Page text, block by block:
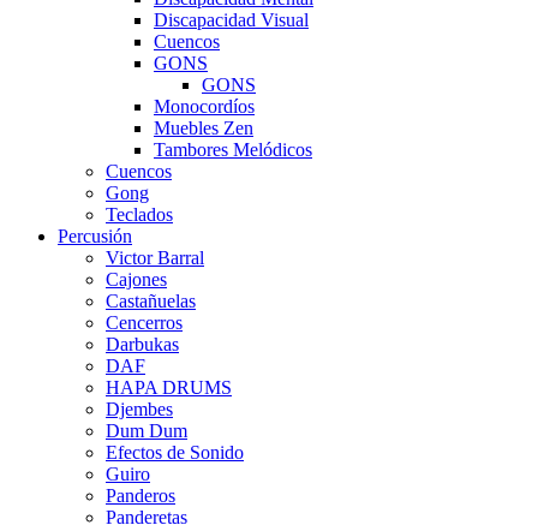
Discapacidad Visual
Cuencos
GONS
GONS
Monocordíos
Muebles Zen
Tambores Melódicos
Cuencos
Gong
Teclados
Percusión
Victor Barral
Cajones
Castañuelas
Cencerros
Darbukas
DAF
HAPA DRUMS
Djembes
Dum Dum
Efectos de Sonido
Guiro
Panderos
Panderetas